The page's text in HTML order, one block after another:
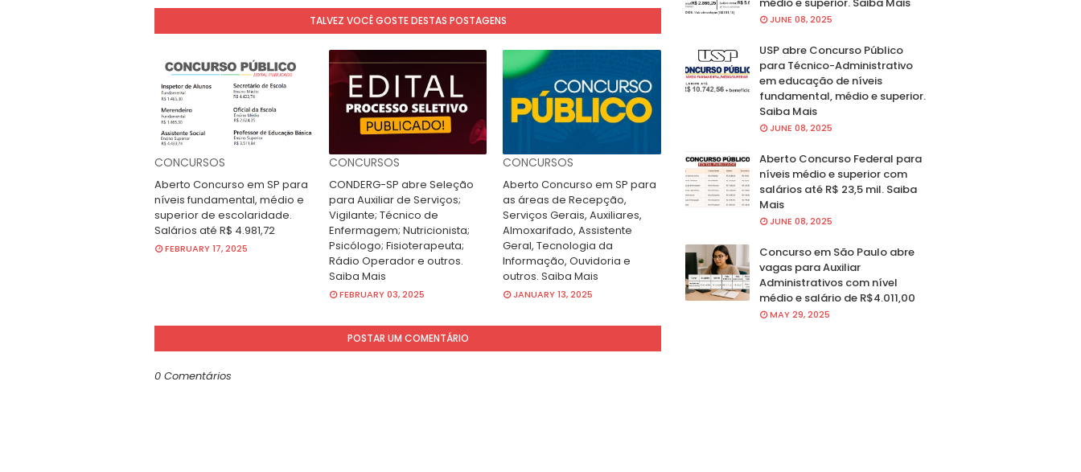
TALVEZ VOCÊ GOSTE DESTAS POSTAGENS
CONCURSOS
Aberto Concurso em SP para
níveis fundamental, médio e
superior de escolaridade.
Salários até R$ 4.981,72
FEBRUARY 17, 2025
CONCURSOS
CONDERG-SP abre Seleção
para Auxiliar de Serviços;
Vigilante; Técnico de
Enfermagem; Nutricionista;
Psicólogo; Fisioterapeuta;
Rádio Operador e outros.
Saiba Mais
FEBRUARY 03, 2025
CONCURSOS
Aberto Concurso em SP para
as áreas de Recepção,
Serviços Gerais, Auxiliares,
Almoxarifado, Assistente
Geral, Tecnologia da
Informação, Ouvidoria e
outros. Saiba Mais
JANUARY 13, 2025
POSTAR UM COMENTÁRIO
0 Comentários
JUNE 08, 2025
USP abre Concurso Público
para Técnico-Administrativo
em educação de níveis
fundamental, médio e superior.
Saiba Mais
JUNE 08, 2025
Aberto Concurso Federal para
níveis médio e superior com
salários até R$ 23,5 mil. Saiba
Mais
JUNE 08, 2025
Concurso em São Paulo abre
vagas para Auxiliar
Administrativos com nível
médio e salário de R$4.011,00
MAY 29, 2025